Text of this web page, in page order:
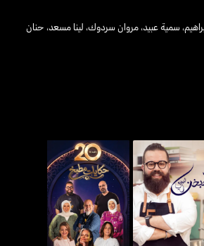
، سمية عبيد،مروان سردوك، لينا مسعد، حنان
مطبخنا العربي حكايات مطبخ